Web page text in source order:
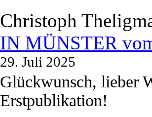
Christoph
IN MÜNSTER
29. Juli 2025
Glückwunsch, lieber
Erstpublikation!